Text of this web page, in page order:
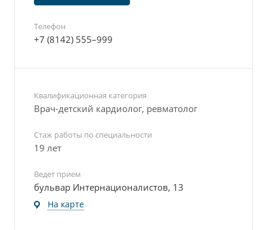
Телефон
+7 (8142) 555–999
Квалификационная категория
Врач-детский кардиолог, ревматолог
Стаж работы по специальности
19 лет
Ведет прием
бульвар Интернационалистов, 13
На карте